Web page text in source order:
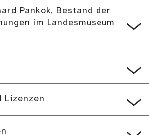
Pankok, Bestand der
im Landesmuseum
Lizenzen